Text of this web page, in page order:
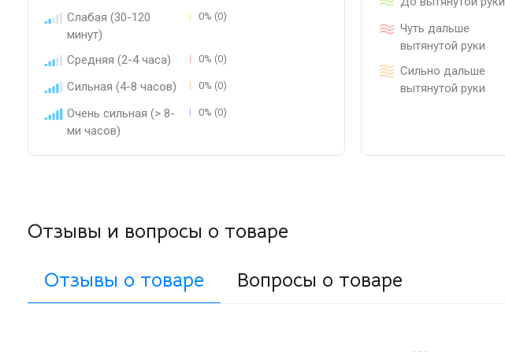
Слабая (30-120
минут)
0% (0)
Средняя (2-4 часа) 0% (0)
Сильная (4-8 часов) 0% (0)
Очень сильная (> 8-
ми часов)
0% (0)
Чуть дальше
вытянутой руки
Сильно дальше
вытянутой руки
Отзывы и вопросы о товаре
Отзывы о товаре
Вопросы о товаре